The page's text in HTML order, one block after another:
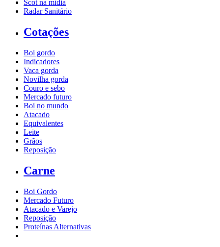
Scot na mídia
Radar Sanitário
Cotações
Boi gordo
Indicadores
Vaca gorda
Novilha gorda
Couro e sebo
Mercado futuro
Boi no mundo
Atacado
Equivalentes
Leite
Grãos
Reposição
Carne
Boi Gordo
Mercado Futuro
Atacado e Varejo
Reposição
Proteínas Alternativas